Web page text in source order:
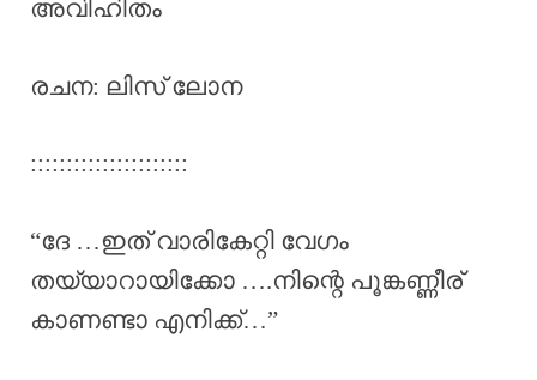
അവിഹിതം
രചന: ലിസ് ലോന
::::::::::::::::::::::
“ദേ …ഇത് വാരികേറ്റി വേഗം
തയ്യാറായിക്കോ ….നിന്റെ പൂങ്കണ്ണീര്
കാണണ്ടാ എനിക്ക്…”